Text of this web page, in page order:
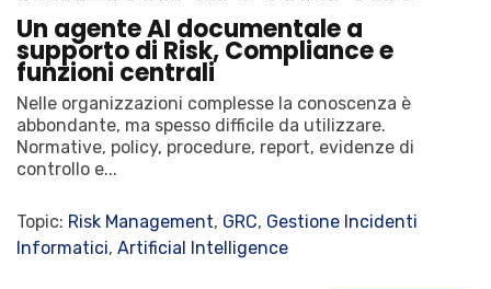
Un agente AI documentale a
supporto di Risk, Compliance e
funzioni centrali
Nelle organizzazioni complesse la conoscenza è
abbondante, ma spesso difficile da utilizzare.
Normative, policy, procedure, report, evidenze di
controllo e...
Topic: Risk Management, GRC, Gestione Incidenti
Informatici, Artificial Intelligence